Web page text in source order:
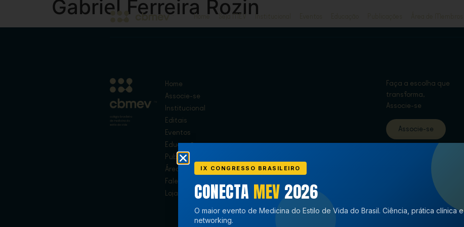
Home Seja MEV Institucional
Gabriel Ferreira Rozin
Home
Associe-se
Institucional
Editais
Eventos
Educação
Publicações
Área de Membros
Fale Conosco
Loja
Faça a escolha que
transforma,
Associe-se
Associe-se
IX CONGRESSO BRASILEIRO
CONECTA MEV 2026
O maior evento de Medicina do Estilo de Vida do Brasil. Ciência, prática clínica e
networking.